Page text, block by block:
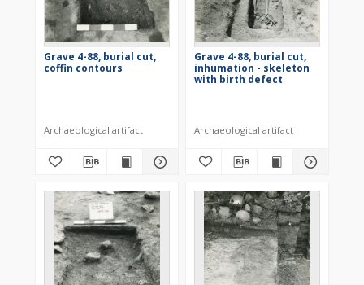
Grave 4-88, burial cut,
coffin contours
Archaeological artifact
Grave 4-88, burial cut,
inhumation - skeleton
with birth defect
Archaeological artifact